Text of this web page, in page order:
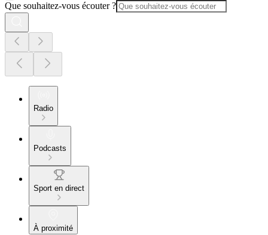
Que souhaitez-vous écouter ?
Radio
Podcasts
Sport en direct
À proximité